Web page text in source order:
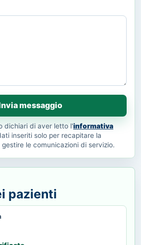
messaggio
dichiari di aver letto l'informativa
inseriti solo per recapitare la
le comunicazioni di servizio.
pazienti